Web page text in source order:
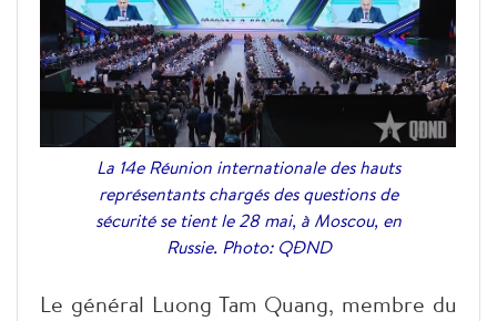
La 14e Réunion internationale des hauts
représentants chargés des questions de
sécurité se tient le 28 mai, à Moscou, en
Russie. Photo: QĐND
Le général Luong Tam Quang, membre du